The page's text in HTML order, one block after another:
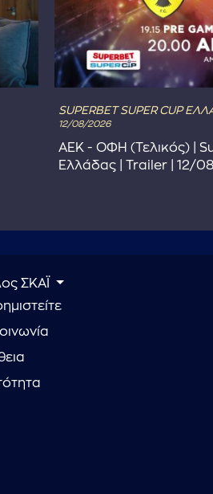
SUPERBET SUPER CUP
12/08/2026
ΑΕΚ - ΟΦΗ (Τελικός) |
Ελλάδας | Trailer | 12/
ΣΚΑΪ